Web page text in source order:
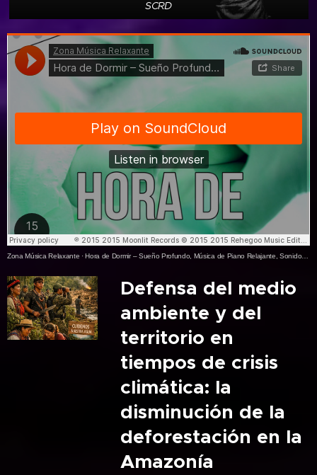
SCRD
Zona Música Relaxante ·Hora de Dormir – Sueño Profundo, Música de Piano Relajante, Sonidos de la Naturaleza Nanas para a Tu Bebe, Musica Suave para Relajar los Bebés, Dulces Sueños,
Defensa del medio
ambiente y del
territorio en
tiempos de crisis
climática: la
disminución de la
deforestación en la
Amazonía